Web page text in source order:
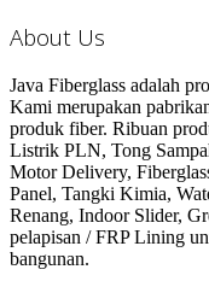
About Us
Java Fiberglass adalah
Kami merupakan
produk fiber. Ribuan
Listrik PLN, Tong
Motor Delivery,
Panel, Tangki Kimia,
Renang, Indoor Slider,
pelapisan / FRP Lining
bangunan.